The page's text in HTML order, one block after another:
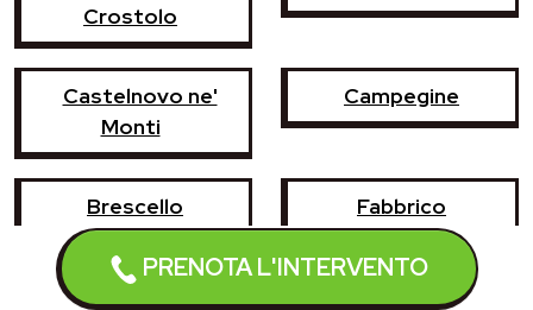
PRENOTA L'INTERVENTO
Crostolo
Castelnovo ne'
Monti
Campegine
Brescello Fabbrico
Gattatico